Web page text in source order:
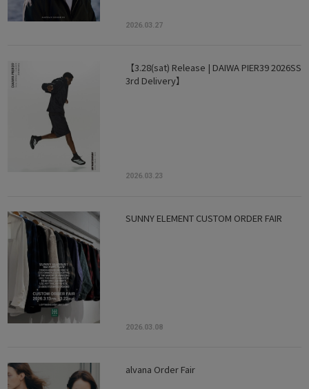
2026.03.27
【3.28(sat) Release | DAIWA PIER39 2026SS
3rd Delivery】
2026.03.23
SUNNY ELEMENT CUSTOM ORDER FAIR
2026.03.08
alvana Order Fair